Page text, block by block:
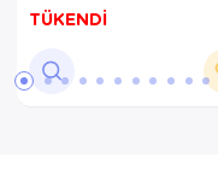
TÜKENDİ